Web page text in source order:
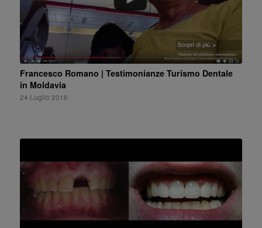
Francesco Romano | Testimonianze Turismo Dentale
in Moldavia
24 Luglio 2016